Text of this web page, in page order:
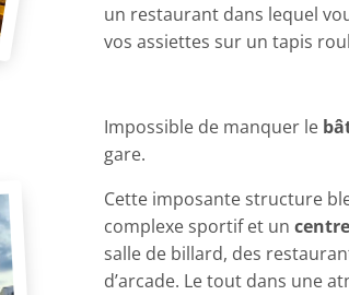
un restaurant dans lequel
vos assiettes sur un tapis
Impossible de manquer le
gare.
Cette imposante structure
complexe sportif et un
salle de billard, des
d’arcade. Le tout dans une